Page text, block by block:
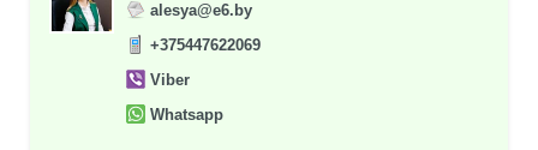
alesya@e6.by
+375447622069
Viber
Whatsapp